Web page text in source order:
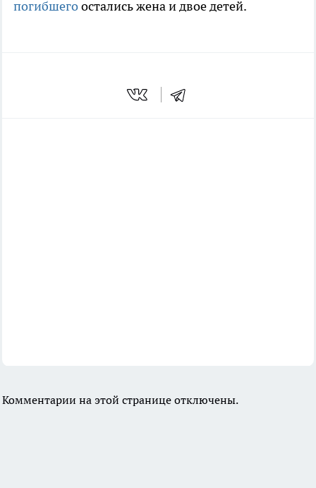
погибшегоостались жена и двое детей.
Комментарии на этой странице отключены.